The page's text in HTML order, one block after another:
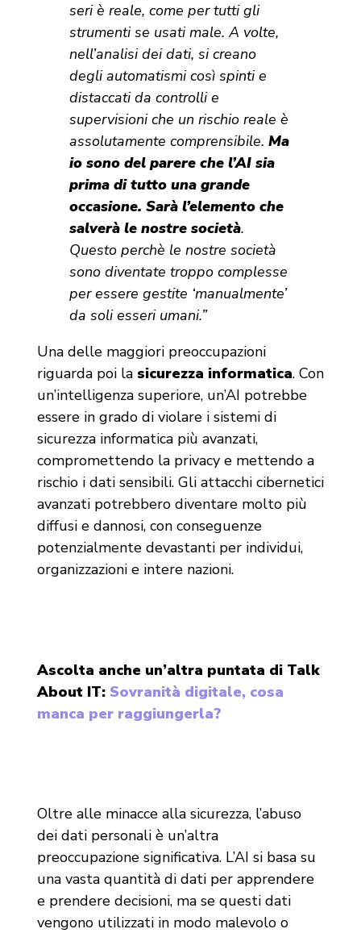
seri è reale, come per tutti gli
strumenti se usati male. A volte,
nell’analisi dei dati, si creano
degli automatismi così spinti e
distaccati da controlli e
supervisioni che un rischio reale è
assolutamente comprensibile. Ma
io sono del parere che l’AI sia
prima di tutto una grande
occasione. Sarà l’elemento che
salverà le nostre società.
Questo perchè le nostre società
sono diventate troppo complesse
per essere gestite ‘manualmente’
da soli esseri umani.”
Una delle maggiori preoccupazioni
riguarda poi lasicurezza informatica. Con
un’intelligenza superiore, un’AI potrebbe
essere in grado di violare i sistemi di
sicurezza informatica più avanzati,
compromettendo la privacy e mettendo a
rischio i dati sensibili. Gli attacchi cibernetici
avanzati potrebbero diventare molto più
diffusi e dannosi, con conseguenze
potenzialmente devastanti per individui,
organizzazioni e intere nazioni.
Ascolta anche un’altra puntata di Talk
About IT: Sovranità digitale, cosa
manca per raggiungerla?
Oltre alle minacce alla sicurezza, l’abuso
dei dati personali è un’altra
preoccupazione significativa. L’AI si basa su
una vasta quantità di dati per apprendere
e prendere decisioni, ma se questi dati
vengono utilizzati in modo malevolo o